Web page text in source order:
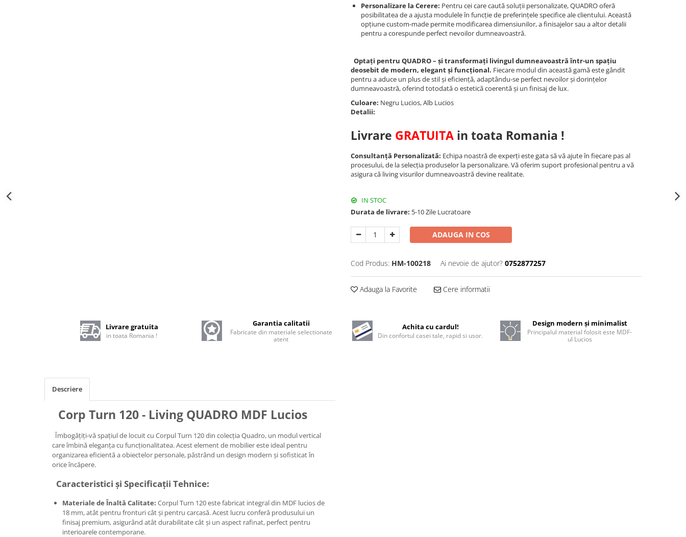
Personalizare la Cerere: Pentru cei care caută soluții personalizate, QUADRO oferă
posibilitatea de a ajusta modulele în funcție de preferințele specifice ale clientului. Această
opțiune custom-made permite modificarea dimensiunilor, a finisajelor sau a altor detalii
pentru a corespunde perfect nevoilor dumneavoastră.
Optați pentru QUADRO – și transformați livingul dumneavoastră într-un spațiu
deosebit de modern, elegant și funcțional. Fiecare modul din această gamă este gândit
pentru a aduce un plus de stil și eficiență, adaptându-se perfect nevoilor și dorințelor
dumneavoastră, oferind totodată o estetică coerentă și un finisaj de lux.
Culoare: Negru Lucios, Alb Lucios
Detalii:
Livrare GRATUITA in toata Romania !
Consultanță Personalizată: Echipa noastră de experți este gata să vă ajute în fiecare pas al
procesului, de la selecția produselor la personalizare. Vă oferim suport profesional pentru a vă
asigura că living visurilor dumneavoastră devine realitate.
IN STOC
Durata de livrare: 5-10 Zile Lucratoare
ADAUGA IN COS
Cod Produs: HM-100218 Ai nevoie de ajutor? 0752877257
Adauga la Favorite Cere informatii
Livrare gratuita
in toata Romania !
Garantia calitatii
Fabricate din materiale selectionate
atent
Achita cu cardul!
Din confortul casei tale, rapid si usor.
Design modern și minimalist
Principalul material folosit este MDF-
ul Lucios
Descriere
Corp Turn 120 - Living QUADRO MDF Lucios
Îmbogățiți-vă spațiul de locuit cu Corpul Turn 120 din colecția Quadro, un modul vertical
care îmbină eleganța cu funcționalitatea. Acest element de mobilier este ideal pentru
organizarea eficientă a obiectelor personale, păstrând un design modern și sofisticat în
orice încăpere.
Caracteristici și Specificații Tehnice:
Materiale de Înaltă Calitate: Corpul Turn 120 este fabricat integral din MDF lucios de
18 mm, atât pentru fronturi cât și pentru carcasă. Acest lucru conferă produsului un
finisaj premium, asigurând atât durabilitate cât și un aspect rafinat, perfect pentru
interioarele contemporane.